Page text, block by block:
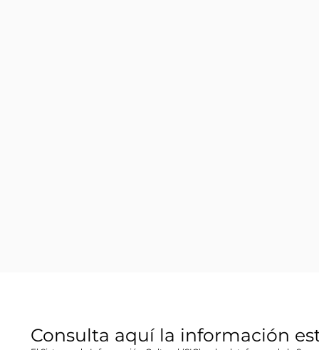
Consulta aquí la información